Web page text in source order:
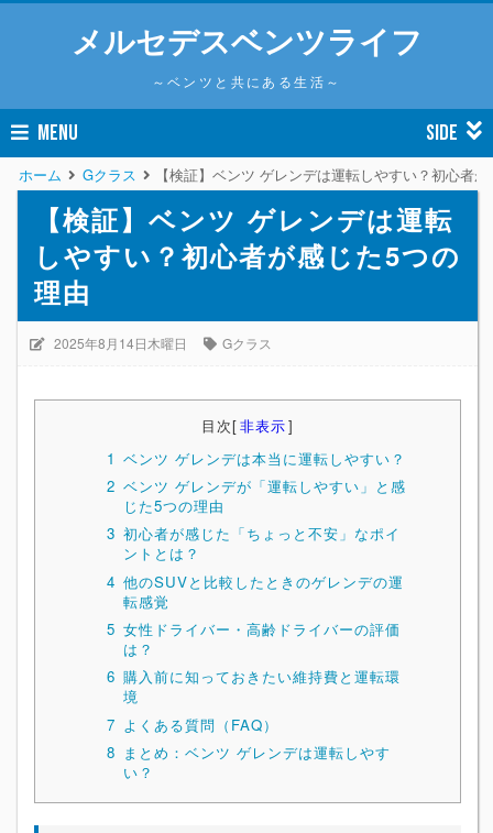
メルセデスベンツライフ
～ベンツと共にある生活～
MENU SIDE
ホーム Gクラス 【検証】ベンツ ゲレンデは運転しやすい？初心者
【検証】ベンツ ゲレンデは運転
しやすい？初心者が感じた5つの
理由
2025年8月14日木曜日 Gクラス
目次[非表示]
1 ベンツ ゲレンデは本当に運転しやすい？
2 ベンツ ゲレンデが「運転しやすい」と感
じた5つの理由
3 初心者が感じた「ちょっと不安」なポイ
ントとは？
4 他のSUVと比較したときのゲレンデの運
転感覚
5 女性ドライバー・高齢ドライバーの評価
は？
6 購入前に知っておきたい維持費と運転環
境
7 よくある質問（FAQ）
8 まとめ：ベンツ ゲレンデは運転しやす
い？